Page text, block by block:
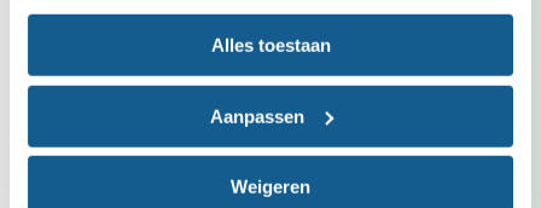
Alles toestaan
Aanpassen
Weigeren
Vrij van gluten
Voedingswaardenper persoon